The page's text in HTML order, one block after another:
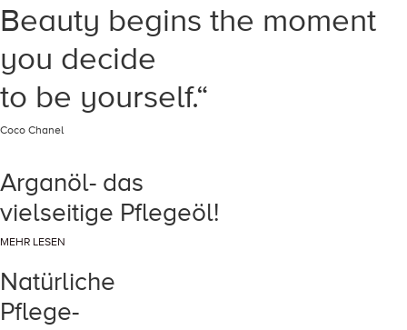
Beauty begins the moment
you decide
to be yourself.“
Coco Chanel
Arganöl- das
vielseitige Pflegeöl!
MEHR LESEN
Natürliche
Pflege-